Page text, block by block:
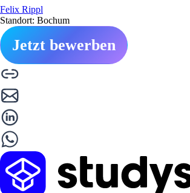
Felix Rippl
Standort: Bochum
Jetzt bewerben